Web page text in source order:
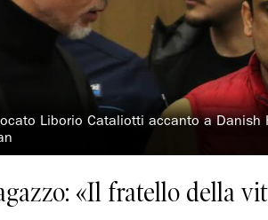
Liborio Cataliotti accanto a Danish
«Il fratello della